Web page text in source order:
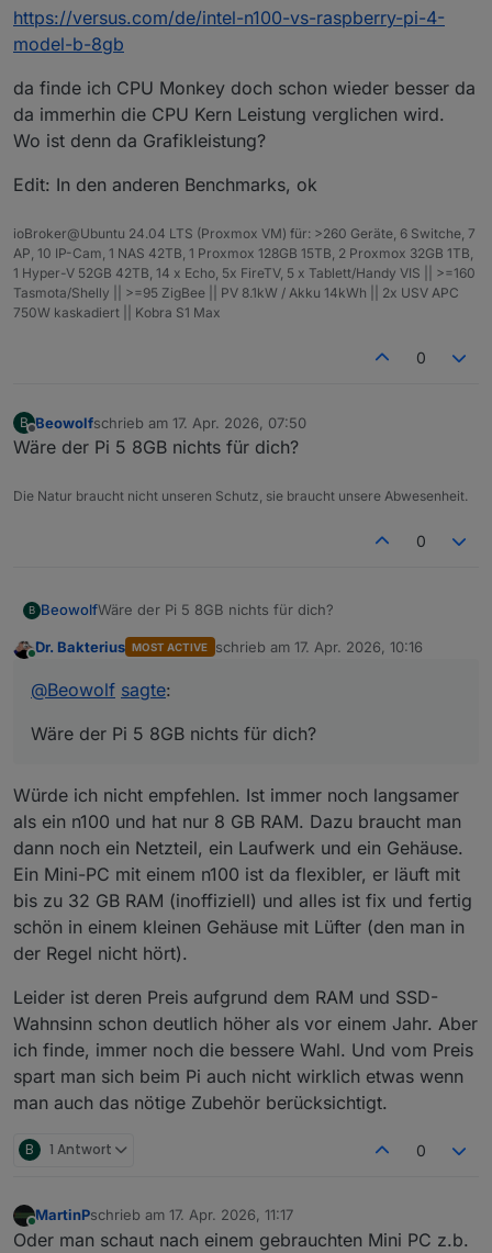
https://versus.com/de/intel-n100-vs-raspberry-pi-4-
model-b-8gb
da finde ich CPU Monkey doch schon wieder besser da
da immerhin die CPU Kern Leistung verglichen wird.
Wo ist denn da Grafikleistung?
Edit: In den anderen Benchmarks, ok
ioBroker@Ubuntu 24.04 LTS (Proxmox VM) für: >260 Geräte, 6 Switche, 7
AP, 10 IP-Cam, 1 NAS 42TB, 1 Proxmox 128GB 15TB, 2 Proxmox 32GB 1TB,
1 Hyper-V 52GB 42TB, 14 x Echo, 5x FireTV, 5 x Tablett/Handy VIS || >=160
Tasmota/Shelly || >=95 ZigBee || PV 8.1kW / Akku 14kWh || 2x USV APC
750W kaskadiert || Kobra S1 Max
0
B
Offline
Beowolfschrieb am 17. Apr. 2026, 07:50
zuletzt editiert von
Wäre der Pi 5 8GB nichts für dich?
Die Natur braucht nicht unseren Schutz, sie braucht unsere Abwesenheit.
0
B BeowolfWäre der Pi 5 8GB nichts für dich?
Dr. Bakterius MOST ACTIVE schrieb am 17. Apr. 2026, 10:16
zuletzt editiert von
@Beowolf sagte:
Wäre der Pi 5 8GB nichts für dich?
Würde ich nicht empfehlen. Ist immer noch langsamer
als ein n100 und hat nur 8 GB RAM. Dazu braucht man
dann noch ein Netzteil, ein Laufwerk und ein Gehäuse.
Ein Mini-PC mit einem n100 ist da flexibler, er läuft mit
bis zu 32 GB RAM (inoffiziell) und alles ist fix und fertig
schön in einem kleinen Gehäuse mit Lüfter (den man in
der Regel nicht hört).
Leider ist deren Preis aufgrund dem RAM und SSD-
Wahnsinn schon deutlich höher als vor einem Jahr. Aber
ich finde, immer noch die bessere Wahl. Und vom Preis
spart man sich beim Pi auch nicht wirklich etwas wenn
man auch das nötige Zubehör berücksichtigt.
B 1 Antwort 0
Online
MartinPschrieb am 17. Apr. 2026, 11:17
zuletzt editiert von
Oder man schaut nach einem gebrauchten Mini PC z.b.